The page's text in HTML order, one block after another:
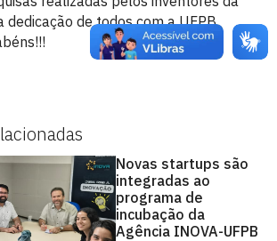
Novas startups são
integradas ao
programa de
incubação da
Agência INOVA-UFPB
de todos com a UFPB.